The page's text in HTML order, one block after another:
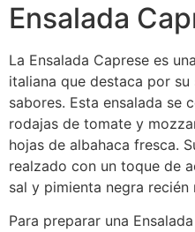
Ensalada
La Ensalada Caprese es
italiana que destaca por
sabores. Esta ensalada se
rodajas de tomate y
hojas de albahaca fresca.
realzado con un toque de
sal y pimienta negra recién
Para preparar una